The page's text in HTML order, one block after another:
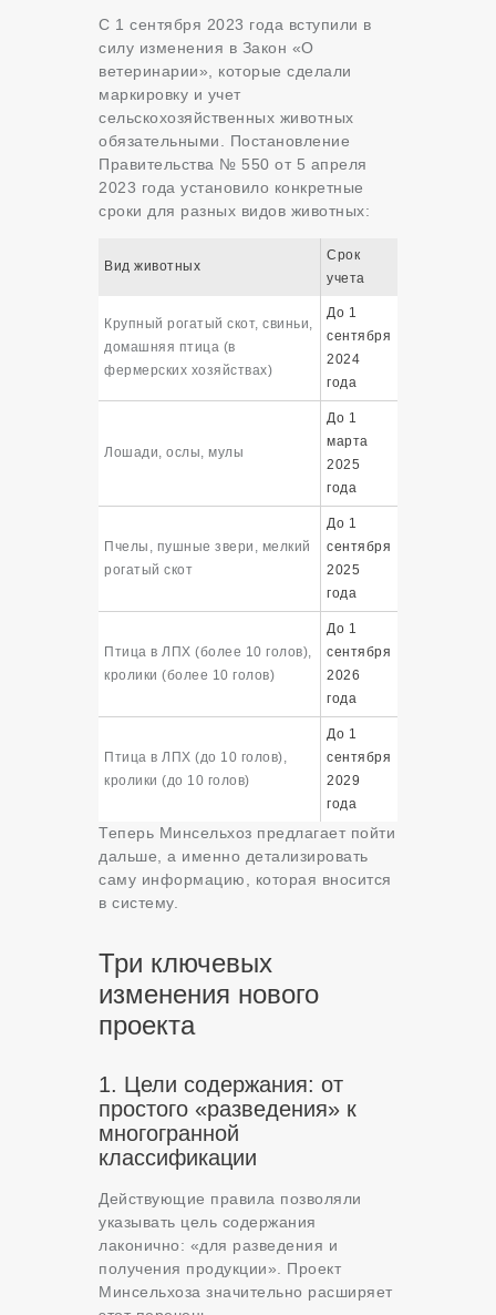
С 1 сентября 2023 года вступили в
силу изменения в Закон «О
ветеринарии», которые сделали
маркировку и учет
сельскохозяйственных животных
обязательными . Постановление
Правительства № 550 от 5 апреля
2023 года установило конкретные
сроки для разных видов животных:
Вид животных
Срок
учета
Крупный рогатый скот, свиньи,
домашняя птица (в
фермерских хозяйствах)
До 1
сентября
2024
года
Лошади, ослы, мулы
До 1
марта
2025
года
Пчелы, пушные звери, мелкий
рогатый скот
До 1
сентября
2025
года
Птица в ЛПХ (более 10 голов),
кролики (более 10 голов)
До 1
сентября
2026
года
Птица в ЛПХ (до 10 голов),
кролики (до 10 голов)
До 1
сентября
2029
года
Теперь Минсельхоз предлагает пойти
дальше, а именно детализировать
саму информацию, которая вносится
в систему.
Три ключевых
изменения нового
проекта
1. Цели содержания: от
простого «разведения» к
многогранной
классификации
Действующие правила позволяли
указывать цель содержания
лаконично: «для разведения и
получения продукции». Проект
Минсельхоза значительно расширяет